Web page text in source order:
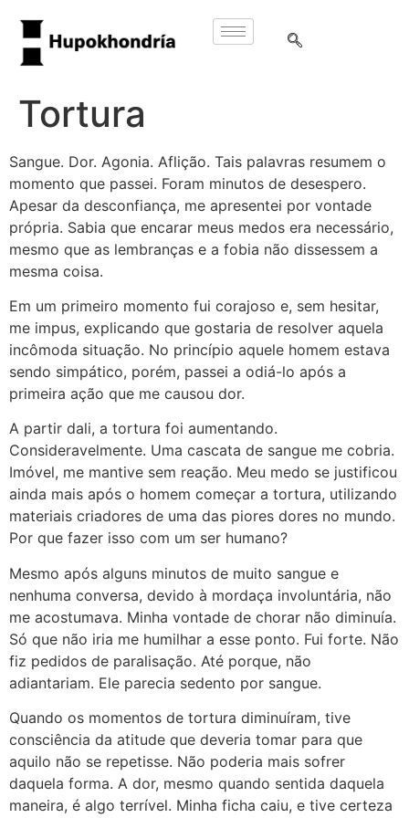
Tortura
Sangue. Dor. Agonia. Aflição. Tais palavras resumem o
momento que passei. Foram minutos de desespero.
Apesar da desconfiança, me apresentei por vontade
própria. Sabia que encarar meus medos era necessário,
mesmo que as lembranças e a fobia não dissessem a
mesma coisa.
Em um primeiro momento fui corajoso e, sem hesitar,
me impus, explicando que gostaria de resolver aquela
incômoda situação. No princípio aquele homem estava
sendo simpático, porém, passei a odiá-lo após a
primeira ação que me causou dor.
A partir dali, a tortura foi aumentando.
Consideravelmente. Uma cascata de sangue me cobria.
Imóvel, me mantive sem reação. Meu medo se justificou
ainda mais após o homem começar a tortura, utilizando
materiais criadores de uma das piores dores no mundo.
Por que fazer isso com um ser humano?
Mesmo após alguns minutos de muito sangue e
nenhuma conversa, devido à mordaça involuntária, não
me acostumava. Minha vontade de chorar não diminuía.
Só que não iria me humilhar a esse ponto. Fui forte. Não
fiz pedidos de paralisação. Até porque, não
adiantariam. Ele parecia sedento por sangue.
Quando os momentos de tortura diminuíram, tive
consciência da atitude que deveria tomar para que
aquilo não se repetisse. Não poderia mais sofrer
daquela forma. A dor, mesmo quando sentida daquela
maneira, é algo terrível. Minha ficha caiu, e tive certeza